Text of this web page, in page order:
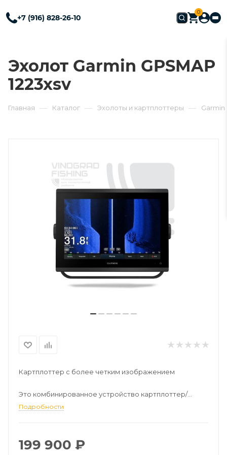
+7 (916) 828-26-10
0
Эхолот Garmin GPSMAP
1223xsv
Главная — Каталог — Эхолоты и картплоттеры — Garmin
Картплоттер с более четким изображением
Это комбинированное устройство картплоттер/
сонар с обтекаемым дизайном, мощным
1)Простая интеграция с большинством двигателей.
Подробности
199 900 ₽